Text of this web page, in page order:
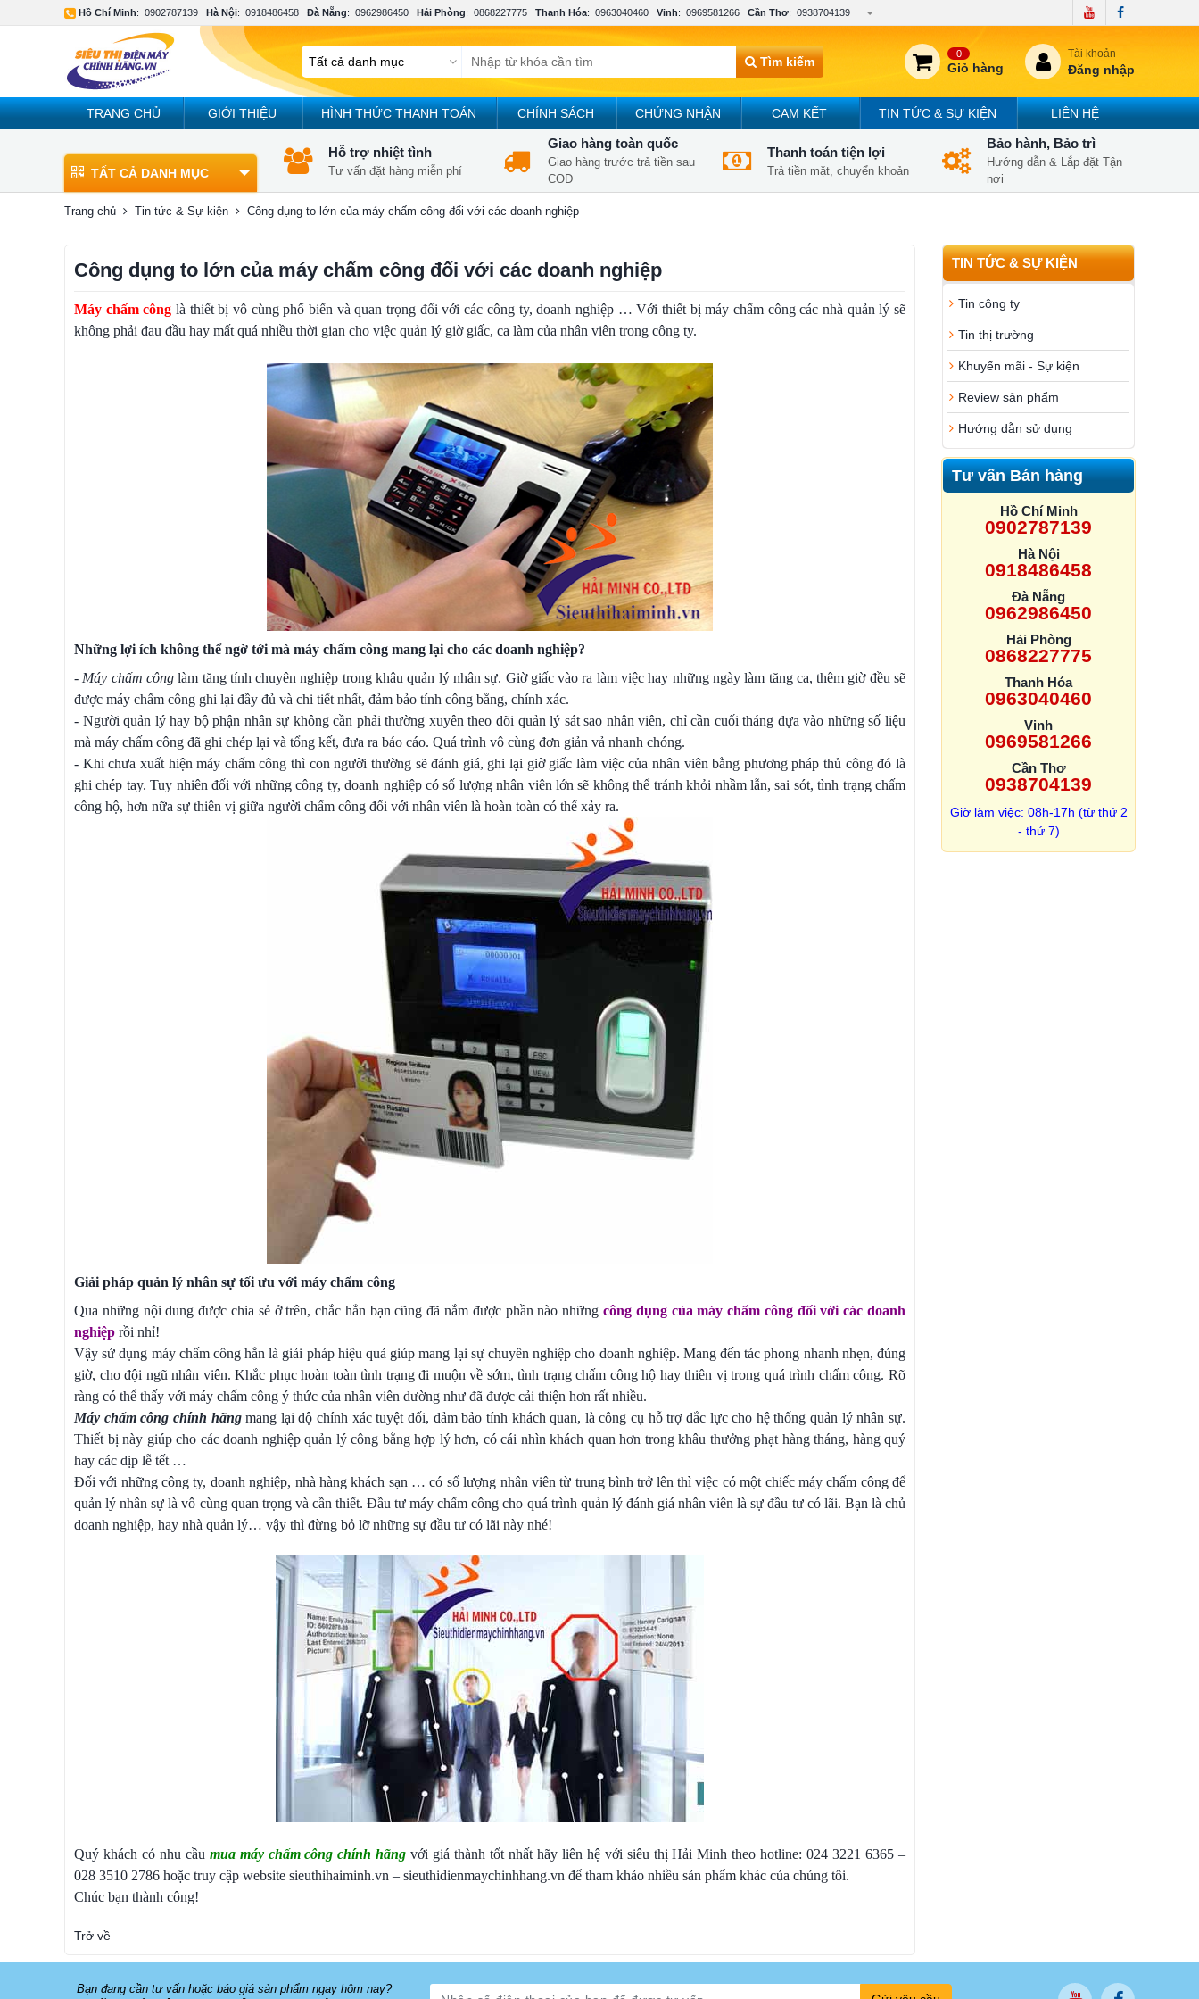
Hồ Chí Minh: 0902787139 Hà Nội: 0918486458 Đà Nẵng: 0962986450 Hải Phòng: 0868227775 Thanh Hóa: 0963040460 Vinh: 0969581266 Cần Thơ: 0938704139
Tìm kiếm
0
Giỏ hàng
Tài khoản
Đăng nhập
TRANG CHỦ GIỚI THIỆU HÌNH THỨC THANH TOÁN CHÍNH SÁCH CHỨNG NHẬN CAM KẾT TIN TỨC & SỰ KIỆN LIÊN HỆ
TẤT CẢ DANH MỤC
Hỗ trợ nhiệt tình
Tư vấn đặt hàng miễn phí
Giao hàng toàn quốc
Giao hàng trước trả tiền sau
COD
Thanh toán tiện lợi
Trả tiền mặt, chuyển khoản
Bảo hành, Bảo trì
Hướng dẫn & Lắp đặt Tận
nơi
Trang chủ Tin tức & Sự kiện Công dụng to lớn của máy chấm công đối với các doanh nghiệp
TIN TỨC & SỰ KIỆN
Tin công ty
Tin thị trường
Khuyến mãi - Sự kiện
Review sản phẩm
Hướng dẫn sử dụng
Tư vấn Bán hàng
Hồ Chí Minh
0902787139
Hà Nội
0918486458
Đà Nẵng
0962986450
Hải Phòng
0868227775
Thanh Hóa
0963040460
Vinh
0969581266
Cần Thơ
0938704139
Giờ làm việc: 08h-17h (từ thứ 2
- thứ 7)
Công dụng to lớn của máy chấm công đối với các doanh nghiệp
Máy chấm công là thiết bị vô cùng phổ biến và quan trọng đối với các công ty, doanh nghiệp … Với thiết bị máy chấm công các nhà quản lý sẽ
không phải đau đầu hay mất quá nhiều thời gian cho việc quản lý giờ giấc, ca làm của nhân viên trong công ty.
Những lợi ích không thể ngờ tới mà máy chấm công mang lại cho các doanh nghiệp?
- Máy chấm cônglàm tăng tính chuyên nghiệp trong khâu quản lý nhân sự. Giờ giấc vào ra làm việc hay những ngày làm tăng ca, thêm giờ đều sẽ
được máy chấm công ghi lại đầy đủ và chi tiết nhất, đảm bảo tính công bằng, chính xác.
- Người quản lý hay bộ phận nhân sự không cần phải thường xuyên theo dõi quản lý sát sao nhân viên, chỉ cần cuối tháng dựa vào những số liệu
mà máy chấm công đã ghi chép lại và tổng kết, đưa ra báo cáo. Quá trình vô cùng đơn giản vả nhanh chóng.
- Khi chưa xuất hiện máy chấm công thì con người thường sẽ đánh giá, ghi lại giờ giấc làm việc của nhân viên bằng phương pháp thủ công đó là
ghi chép tay. Tuy nhiên đối với những công ty, doanh nghiệp có số lượng nhân viên lớn sẽ không thể tránh khỏi nhầm lẫn, sai sót, tình trạng chấm
công hộ, hơn nữa sự thiên vị giữa người chấm công đối với nhân viên là hoàn toàn có thể xảy ra.
Giải pháp quản lý nhân sự tối ưu với máy chấm công
Qua những nội dung được chia sẻ ở trên, chắc hẳn bạn cũng đã nắm được phần nào những công dụng của máy chấm công đối với các doanh
nghiệp rồi nhỉ!
Vậy sử dụng máy chấm công hẳn là giải pháp hiệu quả giúp mang lại sự chuyên nghiệp cho doanh nghiệp. Mang đến tác phong nhanh nhẹn, đúng
giờ, cho đội ngũ nhân viên. Khắc phục hoàn toàn tình trạng đi muộn về sớm, tình trạng chấm công hộ hay thiên vị trong quá trình chấm công. Rõ
ràng có thể thấy với máy chấm công ý thức của nhân viên dường như đã được cải thiện hơn rất nhiều.
Máy chấm công chính hãngmang lại độ chính xác tuyệt đối, đảm bảo tính khách quan, là công cụ hỗ trợ đắc lực cho hệ thống quản lý nhân sự.
Thiết bị này giúp cho các doanh nghiệp quản lý công bằng hợp lý hơn, có cái nhìn khách quan hơn trong khâu thưởng phạt hàng tháng, hàng quý
hay các dịp lễ tết …
Đối với những công ty, doanh nghiệp, nhà hàng khách sạn … có số lượng nhân viên từ trung bình trở lên thì việc có một chiếc máy chấm công để
quản lý nhân sự là vô cùng quan trọng và cần thiết. Đầu tư máy chấm công cho quá trình quản lý đánh giá nhân viên là sự đầu tư có lãi. Bạn là chủ
doanh nghiệp, hay nhà quản lý… vậy thì đừng bỏ lỡ những sự đầu tư có lãi này nhé!
Quý khách có nhu cầu mua máy chấm công chính hãng với giá thành tốt nhất hãy liên hệ với siêu thị Hải Minh theo hotline: 024 3221 6365 –
028 3510 2786 hoặc truy cập website sieuthihaiminh.vn – sieuthidienmaychinhhang.vn để tham khảo nhiều sản phẩm khác của chúng tôi.
Chúc bạn thành công!
Trở về
Bạn đang cần tư vấn hoặc báo giá sản phẩm ngay hôm nay?